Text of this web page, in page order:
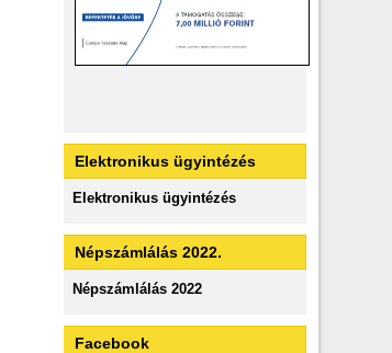
Elektronikus ügyintézés
Elektronikus ügyintézés
Népszámlálás 2022.
Népszámlálás 2022
Facebook